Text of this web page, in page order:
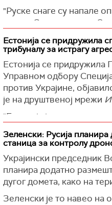
"Руске снаге су напале
округу Синељникове.
Шест особа је
Она је у болници, као и
мушкарац је у тешком
Два мушкарца су
снага.
(Украјинска правда)
Естонија се придружила
трибуналу за истрагу
Естонија се
Управном одбору
против Украјине,
је на друштвеној мрежи
"Естонија је званично
приступање
Специјалног трибунала
наводи се у саопштењу.
Напомиње се да се
специјалног трибунала
"Одговорност је важна.
Зеленски: Русија
станица за контролу
Украјински председник
планира додатно
дугог домета, како на
Зеленски је то навео на